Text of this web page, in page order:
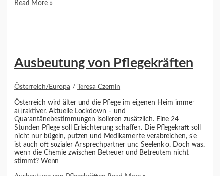
Read More »
Ausbeutung von Pflegekräften
Österreich/Europa / Teresa Czernin
Österreich wird älter und die Pflege im eigenen Heim immer
attraktiver. Aktuelle Lockdown – und
Quarantänebestimmungen isolieren zusätzlich. Eine 24
Stunden Pflege soll Erleichterung schaffen. Die Pflegekraft soll
nicht nur bügeln, putzen und Medikamente verabreichen, sie
ist auch oft sozialer Ansprechpartner und Seelenklo. Doch was,
wenn die Chemie zwischen Betreuer und Betreutem nicht
stimmt? Wenn